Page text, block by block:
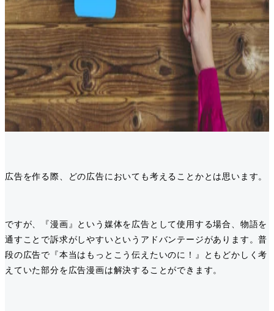
広告を作る際、どの広告においても考えることかとは思います。
ですが、『漫画』という媒体を広告として使用する場合、物語を
通すことで訴求がしやすいというアドバンテージがあります。普
段の広告で『本当はもっとこう伝えたいのに！』ともどかしく考
えていた部分を広告漫画は解決することができます。